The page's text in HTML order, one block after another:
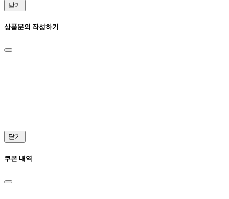
닫기
상품문의 작성하기
닫기
쿠폰 내역